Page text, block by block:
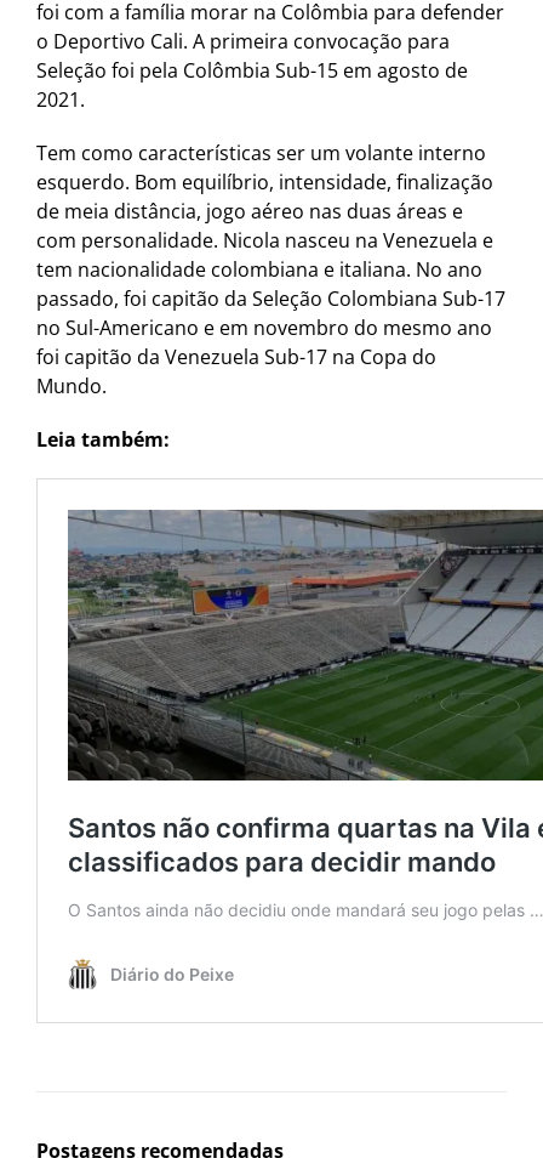
foi com a família morar na Colômbia para defender
o Deportivo Cali. A primeira convocação para
Seleção foi pela Colômbia Sub-15 em agosto de
2021.
Tem como características ser um volante interno
esquerdo. Bom equilíbrio, intensidade, finalização
de meia distância, jogo aéreo nas duas áreas e
com personalidade. Nicola nasceu na Venezuela e
tem nacionalidade colombiana e italiana. No ano
passado, foi capitão da Seleção Colombiana Sub-17
no Sul-Americano e em novembro do mesmo ano
foi capitão da Venezuela Sub-17 na Copa do
Mundo.
Leia também:
Postagens recomendadas